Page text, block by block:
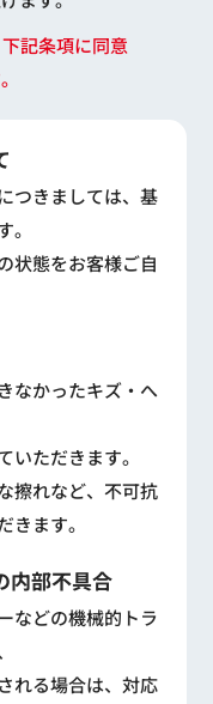
記条項に同意
つきましては、基
状態をお客様ご自
なかったキズ・へ
いただきます。
擦れなど、不可抗
きます。
内部不具合
などの機械的トラ
れる場合は、対応